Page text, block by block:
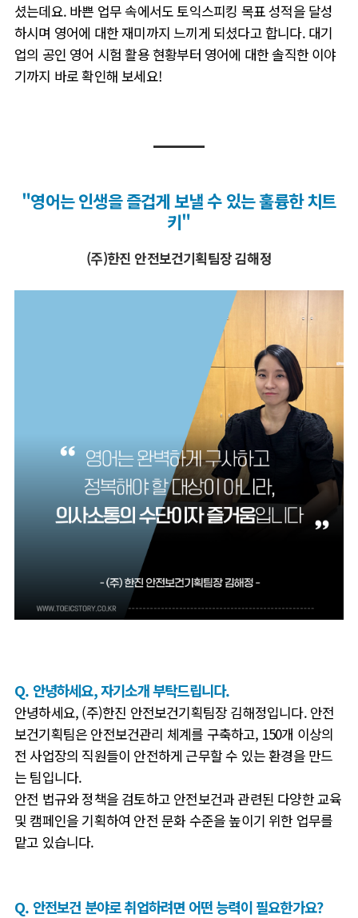
셨는데요. 바쁜 업무 속에서도 토익스피킹 목표 성적을 달성
하시며 영어에 대한 재미까지 느끼게 되셨다고 합니다. 대기
업의 공인 영어 시험 활용 현황부터 영어에 대한 솔직한 이야
기까지 바로 확인해 보세요!
"영어는 인생을 즐겁게 보낼 수 있는 훌륭한 치트
키"
(주)한진 안전보건기획팀장 김해정
Q. 안녕하세요, 자기소개 부탁드립니다.
안녕하세요, (주)한진 안전보건기획팀장 김해정입니다. 안전
보건기획팀은 안전보건관리 체계를 구축하고, 150개 이상의
전 사업장의 직원들이 안전하게 근무할 수 있는 환경을 만드
는 팀입니다.
안전 법규와 정책을 검토하고 안전보건과 관련된 다양한 교육
및 캠페인을 기획하여 안전 문화 수준을 높이기 위한 업무를
맡고 있습니다.
Q. 안전보건 분야로 취업하려면 어떤 능력이 필요한가요?